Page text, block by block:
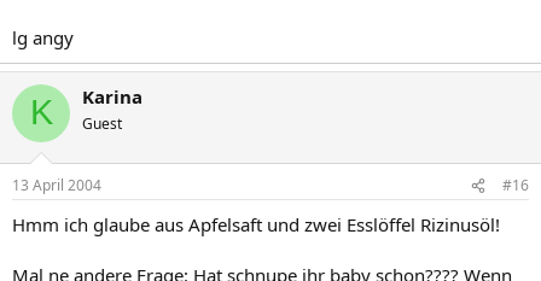
lg angy
K Karina
Guest
13 April 2004 #16
Hmm ich glaube aus Apfelsaft und zwei Esslöffel Rizinusöl!
Mal ne andere Frage: Hat schnupe ihr baby schon???? Wenn